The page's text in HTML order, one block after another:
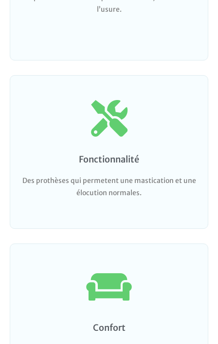
l’usure.
Fonctionnalité
Des prothèses qui permetent une mastication et une
élocution normales.
Confort